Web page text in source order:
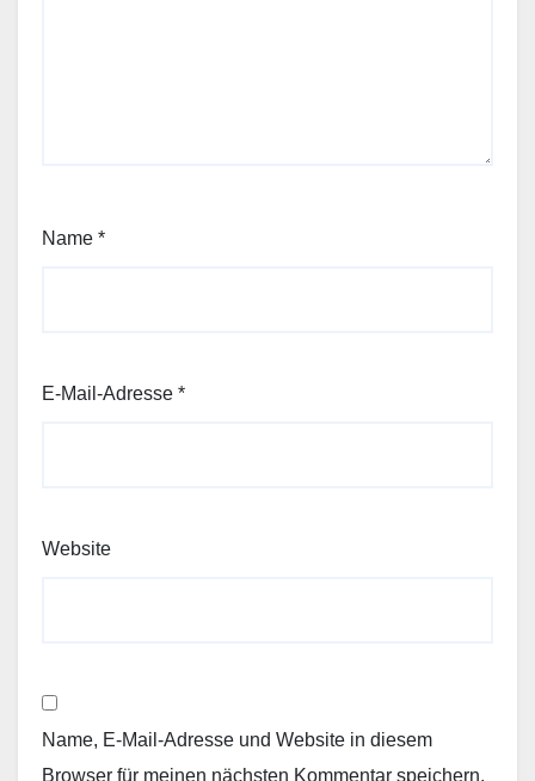
Name *
E-Mail-Adresse *
Website
Name, E-Mail-Adresse und Website in diesem
Browser für meinen nächsten Kommentar speichern.